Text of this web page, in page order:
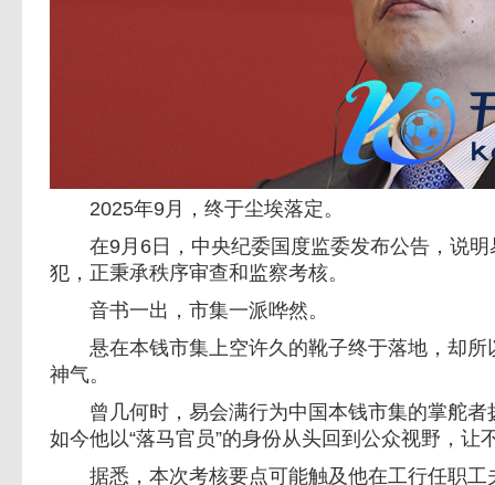
2025年9月，终于尘埃落定。
在9月6日，中央纪委国度监委发布公告，说明
犯，正秉承秩序审查和监察考核。
音书一出，市集一派哗然。
悬在本钱市集上空许久的靴子终于落地，却所
神气。
曾几何时，易会满行为中国本钱市集的掌舵者
如今他以“落马官员”的身份从头回到公众视野，让
据悉，本次考核要点可能触及他在工行任职工